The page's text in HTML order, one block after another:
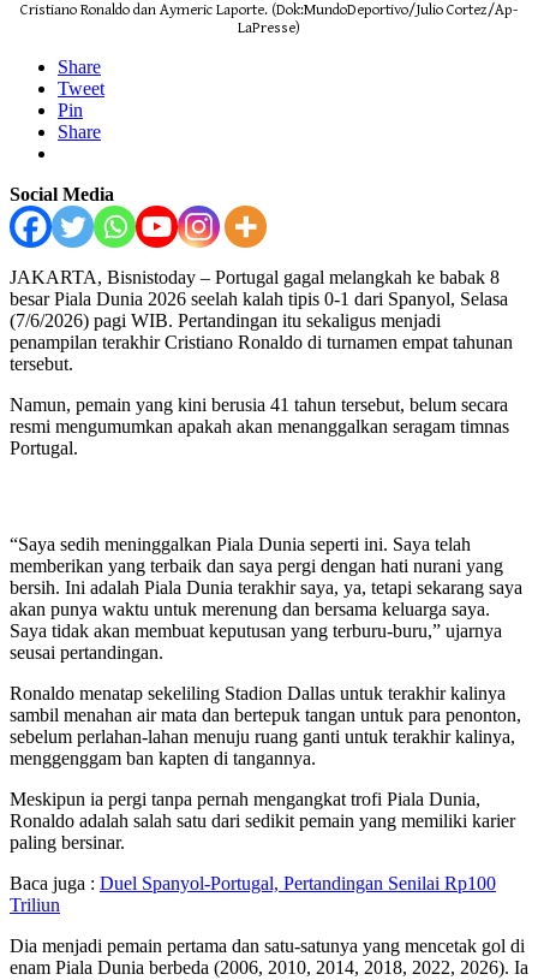
Cristiano Ronaldo dan Aymeric Laporte. (Dok:MundoDeportivo/Julio Cortez/Ap-
LaPresse)
Share
Tweet
Pin
Share
Social Media
JAKARTA, Bisnistoday – Portugal gagal melangkah ke babak 8
besar Piala Dunia 2026 seelah kalah tipis 0-1 dari Spanyol, Selasa
(7/6/2026) pagi WIB. Pertandingan itu sekaligus menjadi
penampilan terakhir Cristiano Ronaldo di turnamen empat tahunan
tersebut.
Namun, pemain yang kini berusia 41 tahun tersebut, belum secara
resmi mengumumkan apakah akan menanggalkan seragam timnas
Portugal.
“Saya sedih meninggalkan Piala Dunia seperti ini. Saya telah
memberikan yang terbaik dan saya pergi dengan hati nurani yang
bersih. Ini adalah Piala Dunia terakhir saya, ya, tetapi sekarang saya
akan punya waktu untuk merenung dan bersama keluarga saya.
Saya tidak akan membuat keputusan yang terburu-buru,” ujarnya
seusai pertandingan.
Ronaldo menatap sekeliling Stadion Dallas untuk terakhir kalinya
sambil menahan air mata dan bertepuk tangan untuk para penonton,
sebelum perlahan-lahan menuju ruang ganti untuk terakhir kalinya,
menggenggam ban kapten di tangannya.
Meskipun ia pergi tanpa pernah mengangkat trofi Piala Dunia,
Ronaldo adalah salah satu dari sedikit pemain yang memiliki karier
paling bersinar.
Baca juga : Duel Spanyol-Portugal, Pertandingan Senilai Rp100
Triliun
Dia menjadi pemain pertama dan satu-satunya yang mencetak gol di
enam Piala Dunia berbeda (2006, 2010, 2014, 2018, 2022, 2026). Ia